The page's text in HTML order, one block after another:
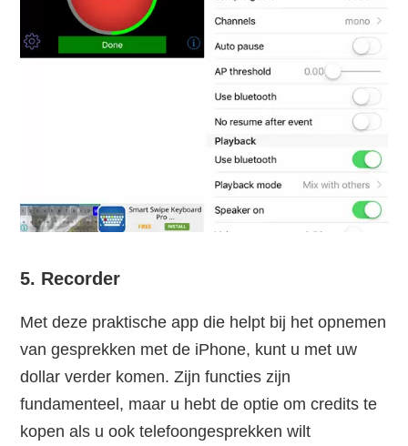
5. Recorder
Met deze praktische app die helpt bij het opnemen
van gesprekken met de iPhone, kunt u met uw
dollar verder komen. Zijn functies zijn
fundamenteel, maar u hebt de optie om credits te
kopen als u ook telefoongesprekken wilt